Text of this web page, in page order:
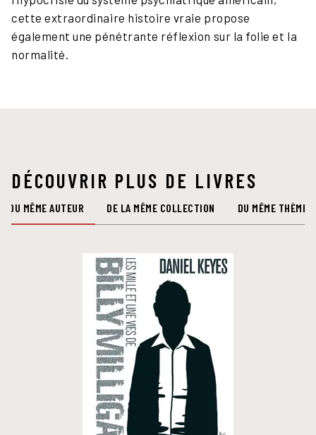
cette extraordinaire histoire vraie propose
également une pénétrante réflexion sur la folie et la
normalité.
DÉCOUVRIR PLUS DE LIVRES
DU MÊME AUTEUR DE LA MÊME COLLECTION DU MÊME THÈME